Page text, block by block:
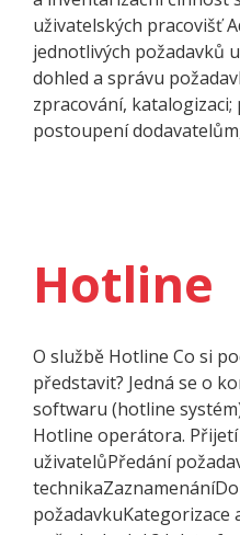
uživatelských pracovišť
jednotlivých požadavků
dohled a správu
zpracování,
postoupení
Hotline
O službě Hotline Co si
představit? Jedná se o
softwaru (hotline
Hotline operátora.
uživatelůPředání
požadavkuKategorizace